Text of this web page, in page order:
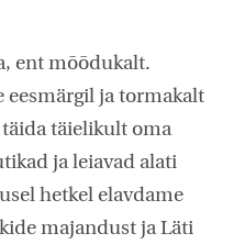
ent mõõdukalt.
ja tormakalt
täielikult oma
ja leiavad alati
hetkel elavdame
majandust ja Läti